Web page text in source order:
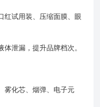
试用装、压缩面膜、眼
泄漏，提升品牌档次。
化芯、烟弹、电子元